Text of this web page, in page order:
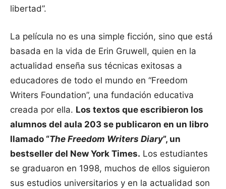
libertad”.
La película no es una simple ficción, sino que está
basada en la vida de Erin Gruwell, quien en la
actualidad enseña sus técnicas exitosas a
educadores de todo el mundo en “Freedom
Writers Foundation”, una fundación educativa
creada por ella. Los textos que escribieron los
alumnos del aula 203 se publicaron en un libro
llamado “The Freedom Writers Diary”, un
bestseller del New York Times. Los estudiantes
se graduaron en 1998, muchos de ellos siguieron
sus estudios universitarios y en la actualidad son